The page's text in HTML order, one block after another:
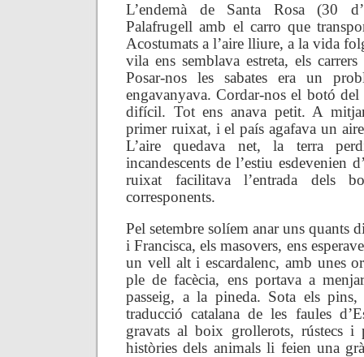
L’endemà de Santa Rosa (30
Palafrugell amb el carro que
Acostumats a l’aire lliure, a la vida
vila ens semblava estreta, els
Posar-nos les sabates era un
engavanyava. Cordar-nos el botó
difícil. Tot ens anava petit. A
primer ruixat, i el país agafava un
L’aire quedava net, la terra
incandescents de l’estiu esdevenien
ruixat facilitava l’entrada dels
corresponents.
Pel setembre solíem anar uns quants
i Francisca, els masovers, ens
un vell alt i escardalenc, amb unes
ple de facècia, ens portava a
passeig, a la pineda. Sota els
traducció catalana de les faules
gravats al boix grollerots, rústecs i
històries dels animals li feien una